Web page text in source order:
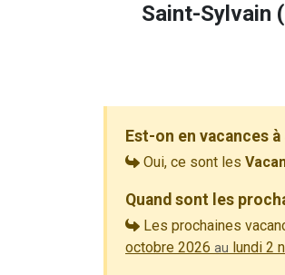
Saint-Sylvain
Est-on en vacances
Oui, ce sont les
Quand sont les
Les prochaines
octobre 2026 au lundi 2